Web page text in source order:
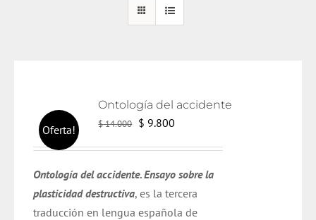
Oferta!
Ontología del accidente
$14.000 El
era:
$ 14.000.
$ 9.800
es:
$ 9.800.
Ontología del accidente. Ensayo sobre la
plasticidad destructiva, es la tercera
traducción en lengua española de